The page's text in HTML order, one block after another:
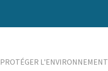
PROTÉGER L'ENVIRONNEMENT